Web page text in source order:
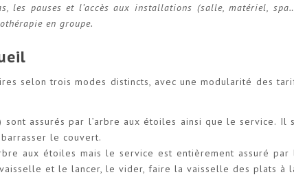
les pauses et l’accès aux installations (salle, matériel,
en groupe.
selon trois modes distincts, avec une modularité des
sont assurés par l’arbre aux étoiles ainsi que le service. Il
le couvert.
aux étoiles mais le service est entièrement assuré
et le lancer, le vider, faire la vaisselle des plats à